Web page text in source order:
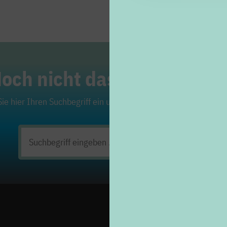
nicht das Richtige
hier Ihren Suchbegriff ein und klicken Sie auf die Lupe. Viel
Suchen
nach: